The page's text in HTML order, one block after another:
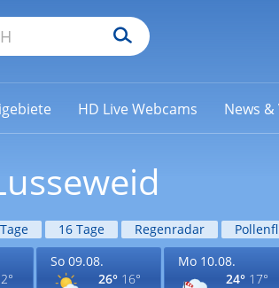
HD Live Webcams News &
16 Tage Regenradar
So 09.08.
26° 16°
Mo 10.08.
24° 17°